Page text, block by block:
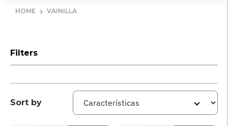
HOME › VAINILLA
Filters
Sort by